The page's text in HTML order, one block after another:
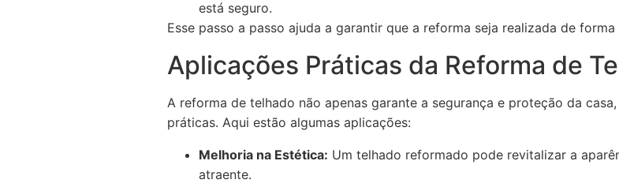
está seguro.
Esse passo a passo ajuda a garantir que a reforma seja realizada de
Aplicações Práticas da Reforma de
A reforma de telhado não apenas garante a segurança e proteção da
práticas. Aqui estão algumas aplicações:
Melhoria na Estética: Um telhado reformado pode revitalizar a
atraente.